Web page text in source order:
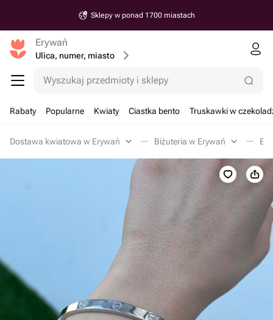
Sklepy w ponad 1700 miastach
Erywań
Ulica, numer, miasto
Wyszukaj przedmioty i sklepy
Rabaty Popularne Kwiaty Ciastka bento Truskawki w
Dostawa kwiatowa w Erywań Biżuteria w Erywań